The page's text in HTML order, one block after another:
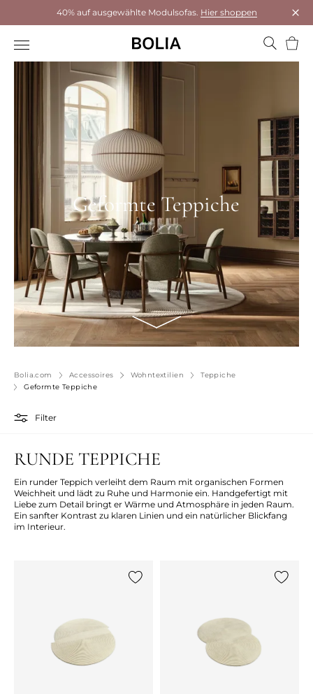
40% auf ausgewählte Modulsofas. Hier shoppen
Geformte Teppiche
Bolia.com Accessoires Wohntextilien
Teppiche
Geformte Teppiche
Filter
RUNDE TEPPICHE
Ein runder Teppich verleiht dem Raum mit organischen Formen
Weichheit und lädt zu Ruhe und Harmonie ein. Handgefertigt mit
Liebe zum Detail bringt er Wärme und Atmosphäre in jeden Raum.
Ein sanfter Kontrast zu klaren Linien und ein natürlicher Blickfang
im Interieur.